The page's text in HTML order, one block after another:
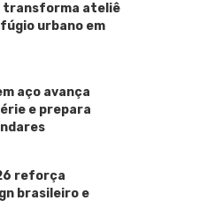
transforma ateliê
urbano em
aço avança
e prepara
reforça
brasileiro e